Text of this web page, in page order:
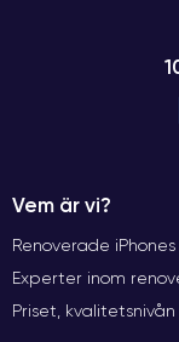
Vem är vi?
Renoverade iPhones
Experter inom
Priset, kvalitetsnivån